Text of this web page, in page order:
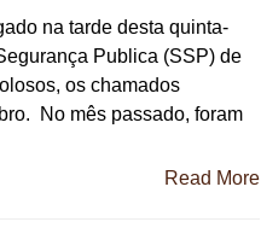
na tarde desta quinta-
Publica (SSP) de
os chamados
No mês passado, foram
Read More